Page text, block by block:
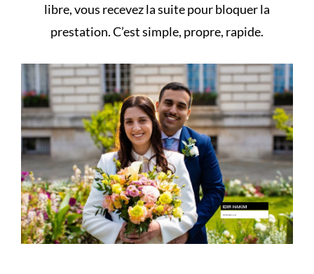
libre, vous recevez la suite pour bloquer la
prestation. C’est simple, propre, rapide.